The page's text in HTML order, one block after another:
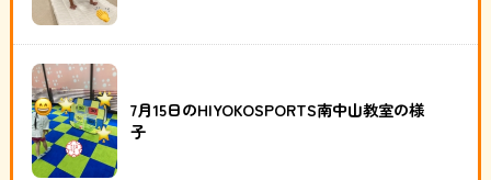
7月15日のHIYOKOSPORTS南中山教室の様
子